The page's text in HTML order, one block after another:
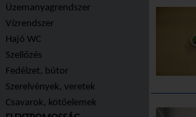
Üzemanyagrendszer
Vízrendszer
Hajó WC
Szellőzés
Fedélzet, bútor
Szerelvények, veretek
Csavarok, kötőelemek